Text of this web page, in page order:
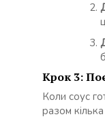
Крок 3:
Коли соус
разом